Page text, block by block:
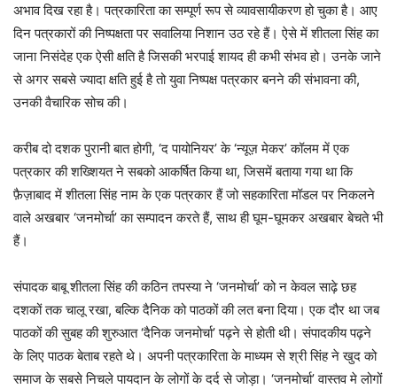
अभाव दिख रहा है। पत्रकारिता का सम्पूर्ण रूप से व्यावसायीकरण हो चुका है। आए
दिन पत्रकारों की निष्पक्षता पर सवालिया निशान उठ रहे हैं। ऐसे में शीतला सिंह का
जाना निसंदेह एक ऐसी क्षति है जिसकी भरपाई शायद ही कभी संभव हो। उनके जाने
से अगर सबसे ज्यादा क्षति हुई है तो युवा निष्पक्ष पत्रकार बनने की संभावना की,
उनकी वैचारिक सोच की।
करीब दो दशक पुरानी बात होगी, ‘द पायोनियर’ के ‘न्यूज़ मेकर’ कॉलम में एक
पत्रकार की शख्शियत ने सबको आकर्षित किया था, जिसमें बताया गया था कि
फ़ैज़ाबाद में शीतला सिंह नाम के एक पत्रकार हैं जो सहकारिता मॉडल पर निकलने
वाले अखबार ‘जनमोर्चा’ का सम्पादन करते हैं, साथ ही घूम-घूमकर अखबार बेचते भी
हैं।
संपादक बाबू शीतला सिंह की कठिन तपस्या ने ‘जनमोर्चा’ को न केवल साढ़े छह
दशकों तक चालू रखा, बल्कि दैनिक को पाठकों की लत बना दिया। एक दौर था जब
पाठकों की सुबह की शुरुआत ‘दैनिक जनमोर्चा’ पढ़ने से होती थी। संपादकीय पढ़ने
के लिए पाठक बेताब रहते थे। अपनी पत्रकारिता के माध्यम से श्री सिंह ने खुद को
समाज के सबसे निचले पायदान के लोगों के दर्द से जोड़ा। ‘जनमोर्चा’ वास्तव मे लोगों